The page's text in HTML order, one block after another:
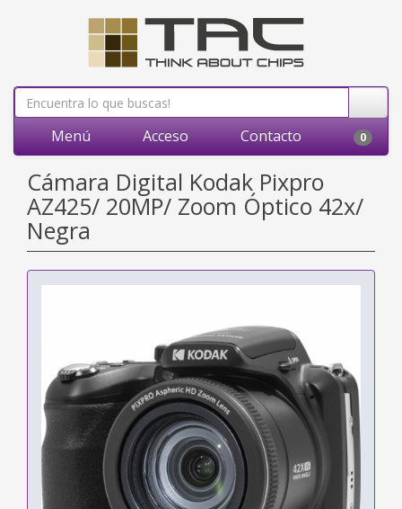
Menú Acceso Contacto 0
Cámara Digital Kodak Pixpro
AZ425/ 20MP/ Zoom Óptico 42x/
Negra